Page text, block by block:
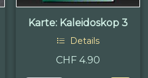
Karte: Kaleidoskop 3
Details
CHF 4.90